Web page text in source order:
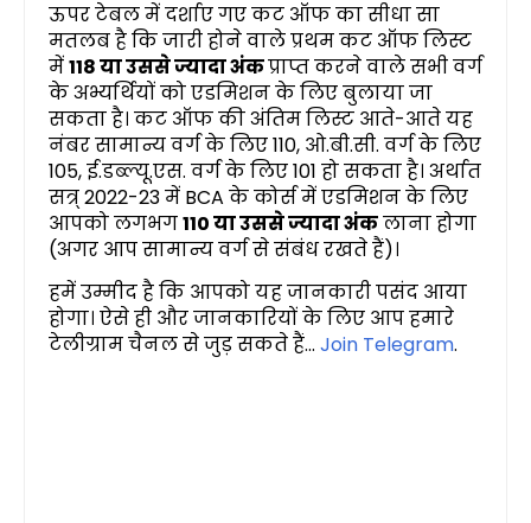
ऊपर टेबल में दर्शाए गए कट ऑफ का सीधा सा
मतलब है कि जारी होने वाले प्रथम कट ऑफ लिस्ट
में118 या उससे ज्यादा अंकप्राप्त करने वाले सभी वर्ग
के अभ्यर्थियों को एडमिशन के लिए बुलाया जा
सकता है। कट ऑफ की अंतिम लिस्ट आते-आते यह
नंबर सामान्य वर्ग के लिए 110, ओ.बी.सी. वर्ग के लिए
105, ई.डब्ल्यू.एस. वर्ग के लिए 101 हो सकता है। अर्थात
सत्र् 2022-23 में BCA के कोर्स में एडमिशन के लिए
आपको लगभग110 या उससे ज्यादा अंकलाना होगा
(अगर आप सामान्य वर्ग से संबंध रखते हैं)।
हमें उम्मीद है कि आपको यह जानकारी पसंद आया
होगा। ऐसे ही और जानकारियों के लिए आप हमारे
टेलीग्राम चैनल से जुड़ सकते हैं... Join Telegram.